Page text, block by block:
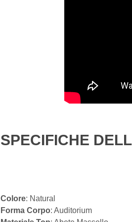
SPECIFICHE
Colore: Natural
Forma Corpo: Auditorium